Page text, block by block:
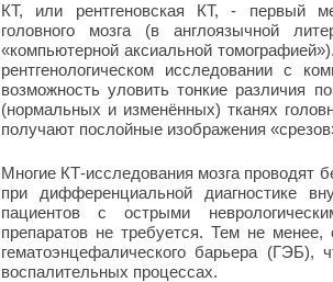
КТ, или рентгеновская КТ, - первый
головного мозга (в англоязычной
«компьютерной аксиальной
рентгенологическом исследовании с
возможность уловить тонкие различия
(нормальных и изменённых) тканях
получают послойные изображения
Многие КТ-исследования мозга проводят
при дифференциальной диагностике
пациентов с острыми
препаратов не требуется. Тем не
гематоэнцефалического барьера (ГЭБ),
воспалительных процессах.